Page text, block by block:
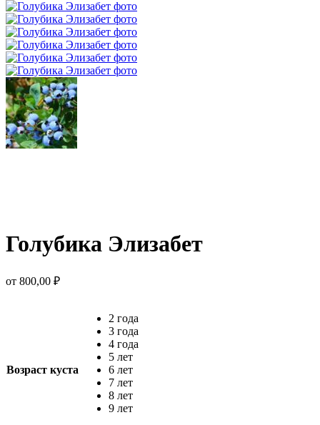
Голубика Элизабет
от 800,00 ₽
Возраст куста
2 года
3 года
4 года
5 лет
6 лет
7 лет
8 лет
9 лет